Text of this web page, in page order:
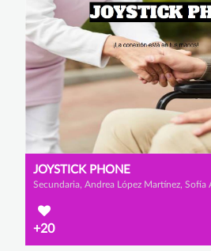
JOYSTICK PHONE
+20